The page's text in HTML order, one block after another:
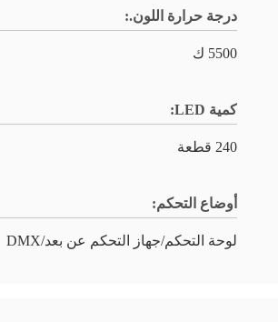
درجة حرارة اللون.:
5500 ك
كمية LED:
240 قطعة
أوضاع التحكم:
لوحة التحكم/جهاز التحكم عن بعد/DMX